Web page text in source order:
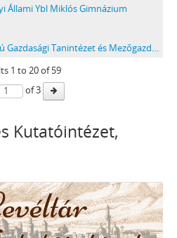
Állami Ybl Miklós Gimnázium
M. kir. Szent István Középfokú Gazdasági Tanintézet és Mezőgazdasági Szaktanácsadó Állomás
1 to 20of 59
of 3
Kutatóintézet,